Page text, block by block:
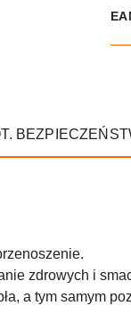
zdrowych i
a tym samym